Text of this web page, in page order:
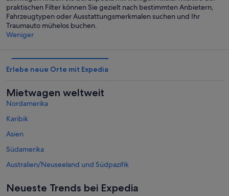
praktischen Filter können Sie gezielt nach bestimmten Anbietern,
Fahrzeugtypen oder Ausstattungsmerkmalen suchen und Ihr
Traumauto mühelos buchen.
Weniger
Erlebe neue Orte mit Expedia
Mietwagen weltweit
Nordamerika
Karibik
Asien
Südamerika
Australien/Neuseeland und Südpazifik
Neueste Trends bei Expedia